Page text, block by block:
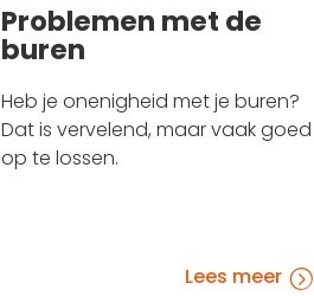
Problemen met de
buren
Heb je onenigheid met je buren?
Dat is vervelend, maar vaak goed
op te lossen.
=
Lees meer